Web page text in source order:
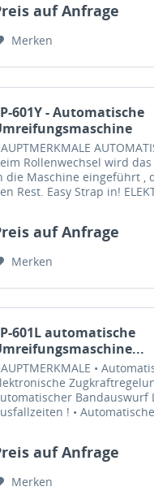
auf Anfrage
Merken
601Y - Automatische
Rollenwechsel wird
die Maschine eingeführt ,
Rest. Easy Strap in!
auf Anfrage
Merken
601L automatische
•
Bandauswurf
! •
auf Anfrage
Merken